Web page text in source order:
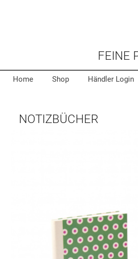
FEINE
Home Shop Händler Login
NOTIZBÜCHER